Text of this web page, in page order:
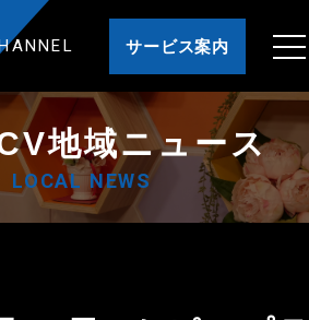
サービス案内
地域ニュース
LOCAL NEWS